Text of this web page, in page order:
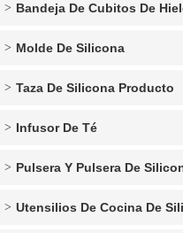
Bandeja De Cubitos De Hielo De
Molde De Silicona
Taza De Silicona Producto
Infusor De Té
Pulsera Y Pulsera De
Utensilios De Cocina De